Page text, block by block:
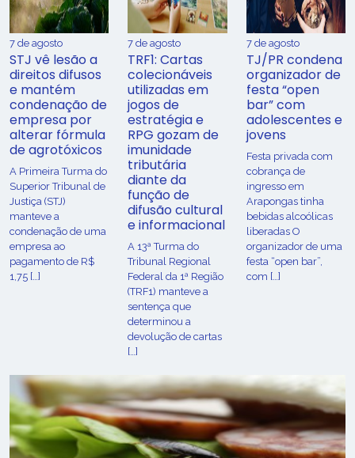
7 de agosto
STJ vê lesão a
direitos difusos
e mantém
condenação de
empresa por
alterar fórmula
de agrotóxicos
​A Primeira Turma do
Superior Tribunal de
Justiça (STJ)
manteve a
condenação de uma
empresa ao
pagamento de R$
1,75 […]
7 de agosto
TRF1: Cartas
colecionáveis
utilizadas em
jogos de
estratégia e
RPG gozam de
imunidade
tributária
diante da
função de
difusão cultural
e informacional
A 13ª Turma do
Tribunal Regional
Federal da 1ª Região
(TRF1) manteve a
sentença que
determinou a
devolução de cartas
[…]
7 de agosto
TJ/PR condena
organizador de
festa “open
bar” com
adolescentes e
jovens
Festa privada com
cobrança de
ingresso em
Arapongas tinha
bebidas alcoólicas
liberadas O
organizador de uma
festa “open bar”,
com […]